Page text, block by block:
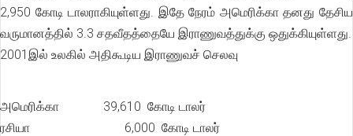
2,950 கோடி டாலராகியுள்ளது. இதே நேரம் அமெரிக்கா தனது தேசிய
வருமானத்தில் 3.3 சதவீதத்தையே இராணுவத்துக்கு ஒதுக்கியுள்ளது.
2001இல் உலகில் அதிகூடிய இராணுவச் செலவு
அமெரிக்கா 39,610 கோடி டாலர்
ரசியா 6,000 கோடி டாலர்